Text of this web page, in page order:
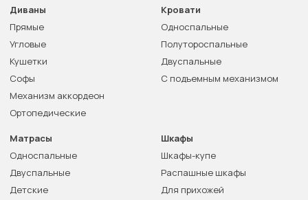
Диваны
Прямые
Угловые
Кушетки
Софы
Механизм аккордеон
Ортопедические
Кровати
Односпальные
Полутороспальные
Двуспальные
С подъемным механизмом
Матрасы
Односпальные
Двуспальные
Детские
Шкафы
Шкафы-купе
Распашные шкафы
Для прихожей